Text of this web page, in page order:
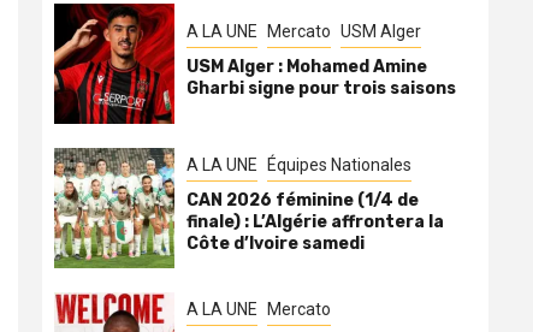
A LA UNE Mercato USM Alger
USM Alger : Mohamed Amine
Gharbi signe pour trois saisons
A LA UNE Équipes Nationales
CAN 2026 féminine (1/4 de
finale) : L’Algérie affrontera la
Côte d’Ivoire samedi
A LA UNE Mercato